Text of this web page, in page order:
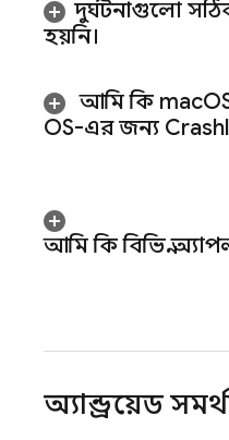
দুর্ঘটনাগুলো
হয়নি।
আমি কি mac
OS-এর জন্য
আমি কি বিভিন্ন
অ্যান্ড্রয়েড